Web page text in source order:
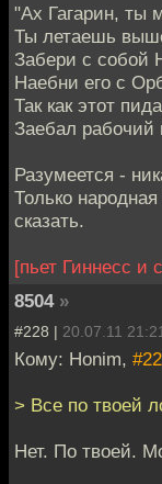
"Ах Гагарин, ты
Ты летаешь
Забери с собой
Наебни его с
Так как этот
Заебал рабочий
Разумеется -
Только
сказать.
[пьет Гиннесс и
8504 »
#228 | 20.07.11 21:21
Кому: Honim,
> Все по твоей
Нет. По твоей.